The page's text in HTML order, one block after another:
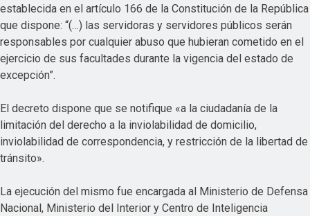
establecida en el artículo 166 de la Constitución de la República
que dispone: “(…) las servidoras y servidores públicos serán
responsables por cualquier abuso que hubieran cometido en el
ejercicio de sus facultades durante la vigencia del estado de
excepción”.
El decreto dispone que se notifique «a la ciudadanía de la
limitación del derecho a la inviolabilidad de domicilio,
inviolabilidad de correspondencia, y restricción de la libertad de
tránsito».
La ejecución del mismo fue encargada al Ministerio de Defensa
Nacional, Ministerio del Interior y Centro de Inteligencia